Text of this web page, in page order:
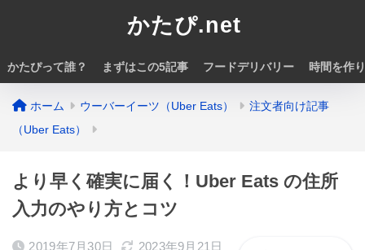
かたぴ.net
かたぴって誰？ まずはこの5記事 フードデリバリー 時間を作
ホーム ウーバーイーツ（Uber Eats）
注文者向け記事
（Uber Eats）
より早く確実に届く！Uber Eats の住所
入力のやり方とコツ
2019年7月30日 2023年9月21日